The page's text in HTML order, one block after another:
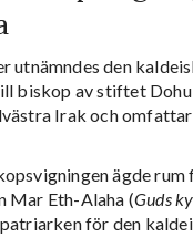
utnämndes den
biskop av stiftet
Irak och
ägde rum
Mar Eth-Alaha (Guds
för den